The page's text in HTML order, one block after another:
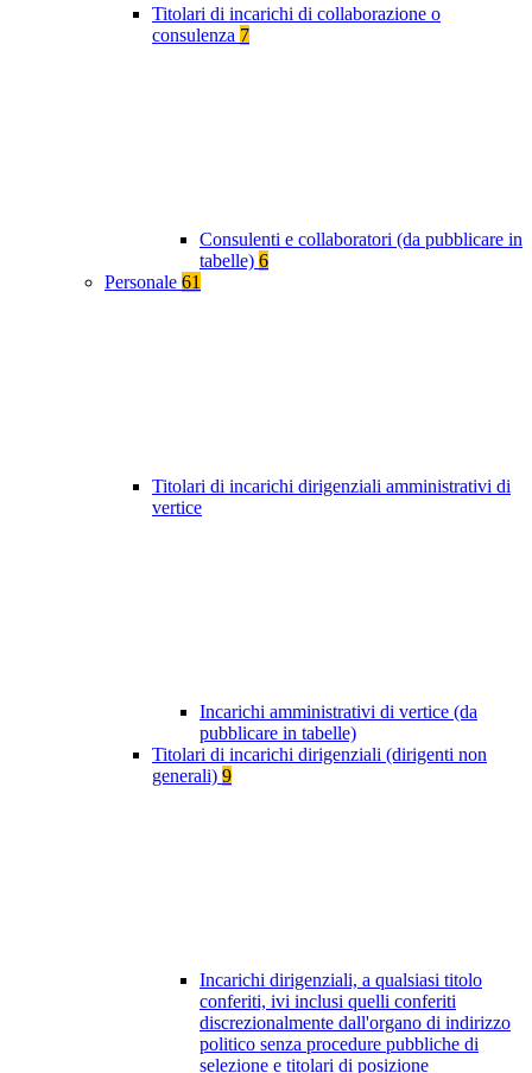
Titolari di incarichi di collaborazione o
consulenza 7
Consulenti e collaboratori (da pubblicare in
tabelle) 6
Personale 61
Titolari di incarichi dirigenziali amministrativi di
vertice
Incarichi amministrativi di vertice (da
pubblicare in tabelle)
Titolari di incarichi dirigenziali (dirigenti non
generali) 9
Incarichi dirigenziali, a qualsiasi titolo
conferiti, ivi inclusi quelli conferiti
discrezionalmente dall'organo di indirizzo
politico senza procedure pubbliche di
selezione e titolari di posizione